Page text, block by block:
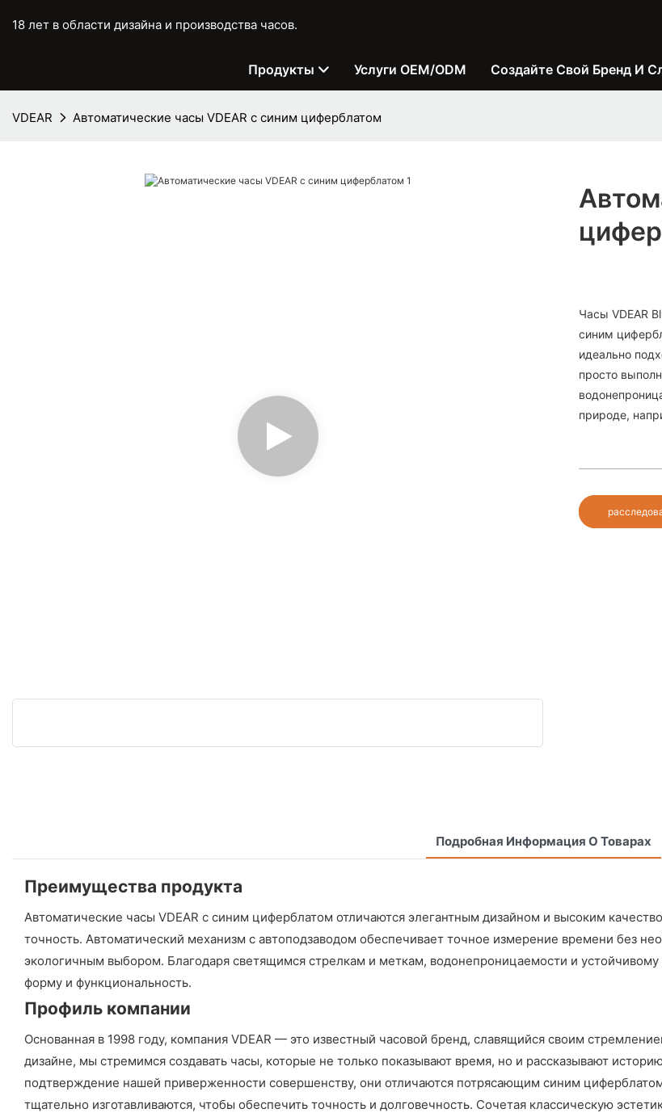
18 лет в области дизайна и производства часов.
Продукты Услуги OEM/ODM Создайте Свой Бренд И
VDEAR Автоматические часы VDEAR с синим циферблатом
Часы VDEAR
синим
идеально
просто
природе,
Подробная Информация О Товарах
Преимущества продукта
Автоматические часы VDEAR с синим циферблатом отличаются элегантным дизайном и высоким
точность. Автоматический механизм с автоподзаводом обеспечивает точное измерение времени без
экологичным выбором. Благодаря светящимся стрелкам и меткам, водонепроницаемости и
форму и функциональность.
Профиль компании
Основанная в 1998 году, компания VDEAR — это известный часовой бренд, славящийся своим
дизайне, мы стремимся создавать часы, которые не только показывают время, но и рассказывают
подтверждение нашей приверженности совершенству, они отличаются потрясающим синим
тщательно изготавливаются, чтобы обеспечить точность и долговечность. Сочетая классическую